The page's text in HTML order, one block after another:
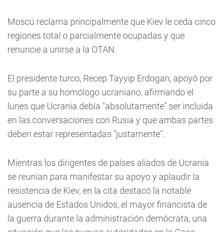
Moscú reclama principalmente que Kiev le ceda cinco
regiones total o parcialmente ocupadas y que
renuncie a unirse a la OTAN.
El presidente turco, Recep Tayyip Erdogan, apoyó por
su parte a su homólogo ucraniano, afirmando el
lunes que Ucrania debía "absolutamente" ser incluida
en las conversaciones con Rusia y que ambas partes
deben estar representadas "justamente".
Mientras los dirigentes de países aliados de Ucrania
se reunían para manifestar su apoyo y aplaudir la
resistencia de Kiev, en la cita destacó la notable
ausencia de Estados Unidos, el mayor financista de
la guerra durante la administración demòcrata, una